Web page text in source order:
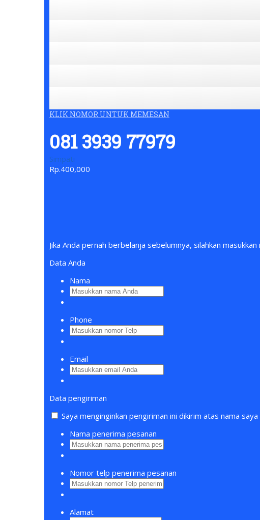
KLIK NOMOR UNTUK MEMESAN
081 3939 77979
Simpati
Rp.400,000
Jika Anda pernah berbelanja sebelumnya, silahkan
Data Anda
Nama
Phone
Email
Data pengiriman
Saya menginginkan pengiriman ini dikirim atas nama
Nama penerima pesanan
Nomor telp penerima pesanan
Alamat